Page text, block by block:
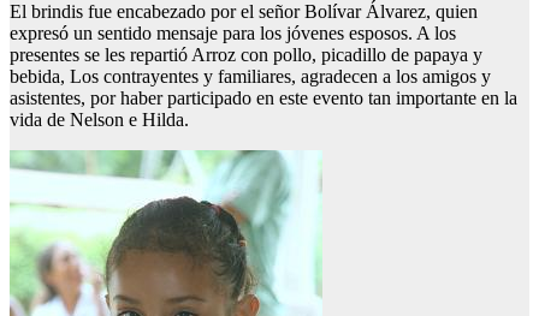
El brindis fue encabezado por el señor Bolívar Álvarez, quien
expresó un sentido mensaje para los jóvenes esposos. A los
presentes se les repartió Arroz con pollo, picadillo de papaya y
bebida, Los contrayentes y familiares, agradecen a los amigos y
asistentes, por haber participado en este evento tan importante en la
vida de Nelson e Hilda.